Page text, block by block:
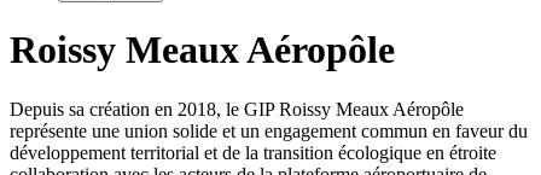
Roissy Meaux Aéropôle
Depuis sa création en 2018, le GIP Roissy Meaux Aéropôle
représente une union solide et un engagement commun en faveur du
développement territorial et de la transition écologique en étroite